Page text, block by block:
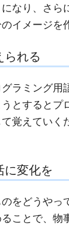
なり、さ
イメージを
られる
ラミング
とすると
覚えてい
に変化を
をどうや
ことで、